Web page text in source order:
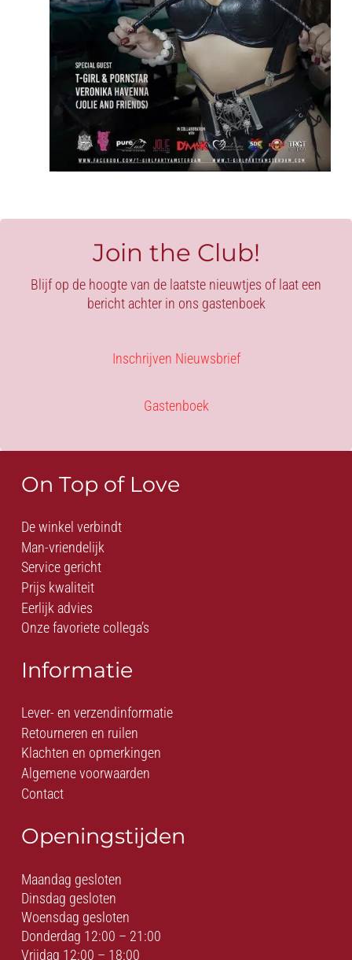
Join the Club!
Blijf op de hoogte van de laatste nieuwtjes of laat een
bericht achter in ons gastenboek
Inschrijven Nieuwsbrief
Gastenboek
On Top of Love
De winkel verbindt
Man-vriendelijk
Service gericht
Prijs kwaliteit
Eerlijk advies
Onze favoriete collega’s
Informatie
Lever- en verzendinformatie
Retourneren en ruilen
Klachten en opmerkingen
Algemene voorwaarden
Contact
Openingstijden
Maandag gesloten
Dinsdag gesloten
Woensdag gesloten
Donderdag 12:00 – 21:00
Vrijdag 12:00 – 18:00